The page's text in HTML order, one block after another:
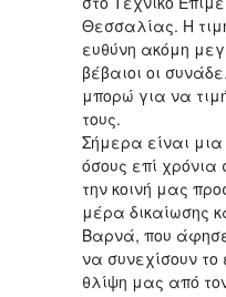
Θεσσαλίας. Η
ευθύνη ακόμη
βέβαιοι οι
μπορώ για να
τους.
Σήμερα είναι
όσους επί χρόνια
την κοινή μας
μέρα δικαίωσης
Βαρνά, που
να συνεχίσουν
θλίψη μας από